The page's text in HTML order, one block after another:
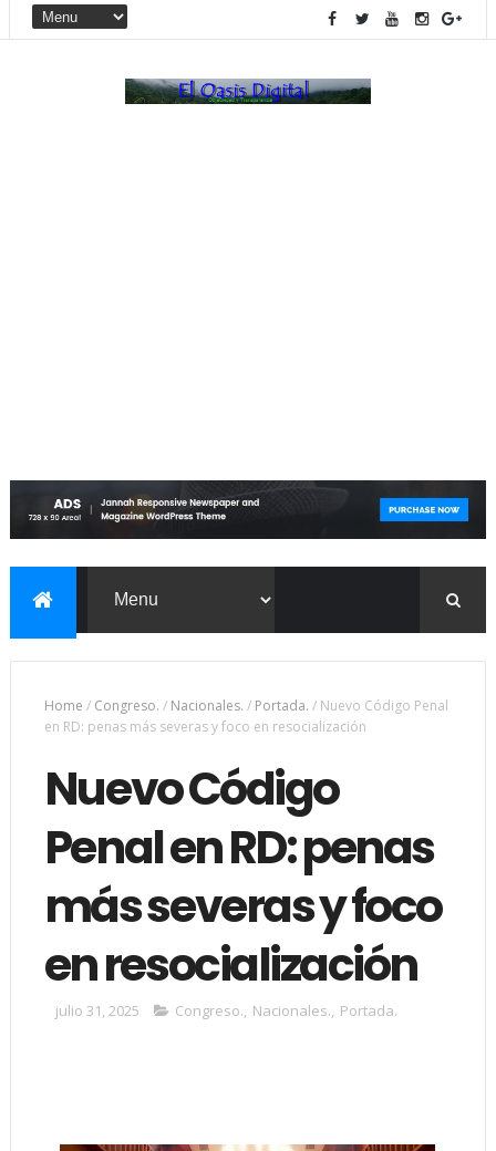
Home / Congreso. / Nacionales. / Portada. / Nuevo Código Penal
en RD: penas más severas y foco en resocialización
Nuevo Código
Penal en RD: penas
más severas y foco
en resocialización
julio 31, 2025 Congreso., Nacionales., Portada.